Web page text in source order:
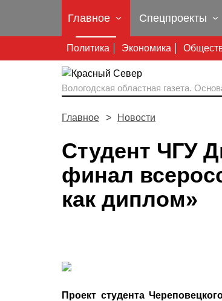
Главное
Политика Экономика
Спецпроекты
Вологодская областная газета.
Главное Новости
Студент ЧГУ
финал
как диплом»
Проект студента